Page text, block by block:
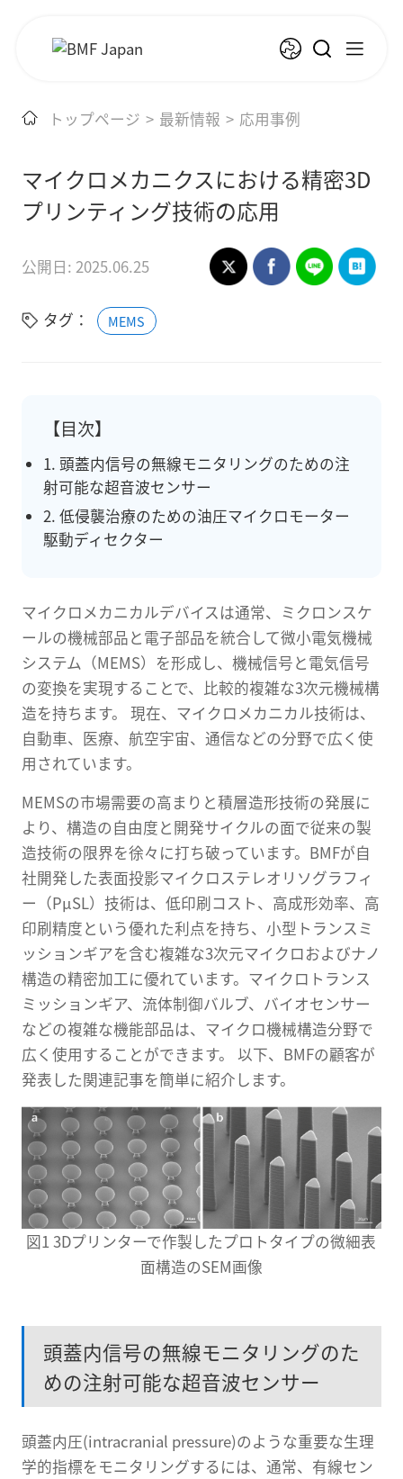
トップページ > 最新情報 > 応用事例
マイクロメカニクスにおける精密3D
プリンティング技術の応用
公開日: 2025.06.25
タグ： MEMS
【目次】
1. 頭蓋内信号の無線モニタリングのための注
射可能な超音波センサー
2. 低侵襲治療のための油圧マイクロモーター
駆動ディセクター
マイクロメカニカルデバイスは通常、ミクロンスケ
ールの機械部品と電子部品を統合して微小電気機械
システム（MEMS）を形成し、機械信号と電気信号
の変換を実現することで、比較的複雑な3次元機械構
造を持ちます。 現在、マイクロメカニカル技術は、
自動車、医療、航空宇宙、通信などの分野で広く使
用されています。
MEMSの市場需要の高まりと積層造形技術の発展に
より、構造の自由度と開発サイクルの面で従来の製
造技術の限界を徐々に打ち破っています。BMFが自
社開発した表面投影マイクロステレオリソグラフィ
ー（PμSL）技術は、低印刷コスト、高成形効率、高
印刷精度という優れた利点を持ち、小型トランスミ
ッションギアを含む複雑な3次元マイクロおよびナノ
構造の精密加工に優れています。マイクロトランス
ミッションギア、流体制御バルブ、バイオセンサー
などの複雑な機能部品は、マイクロ機械構造分野で
広く使用することができます。 以下、BMFの顧客が
発表した関連記事を簡単に紹介します。
図1 3Dプリンターで作製したプロトタイプの微細表
面構造のSEM画像
頭蓋内信号の無線モニタリングのた
めの注射可能な超音波センサー
頭蓋内圧(intracranial pressure)のような重要な生理
学的指標をモニタリングするには、通常、有線セン